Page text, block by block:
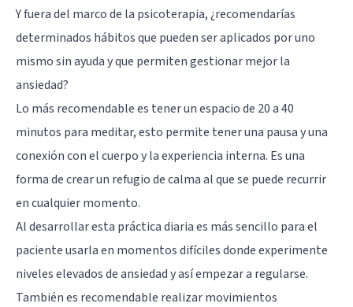
Y fuera del marco de la psicoterapia, ¿recomendarías
determinados hábitos que pueden ser aplicados por uno
mismo sin ayuda y que permiten gestionar mejor la
ansiedad?
Lo más recomendable es tener un espacio de 20 a 40
minutos para meditar, esto permite tener una pausa y una
conexión con el cuerpo y la experiencia interna. Es una
forma de crear un refugio de calma al que se puede recurrir
en cualquier momento.
Al desarrollar esta práctica diaria es más sencillo para el
paciente usarla en momentos difíciles donde experimente
niveles elevados de ansiedad y así empezar a regularse.
También es recomendable realizar movimientos